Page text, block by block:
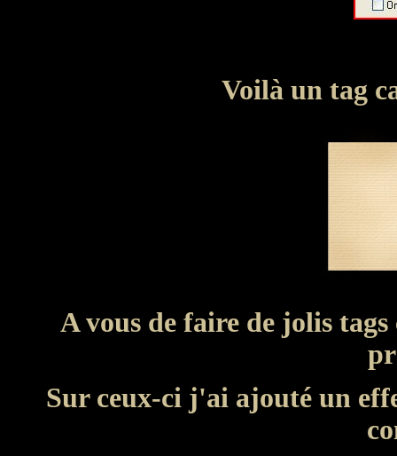
Voilà un tag
A vous de faire de jolis
Sur ceux-ci j'ai ajouté un